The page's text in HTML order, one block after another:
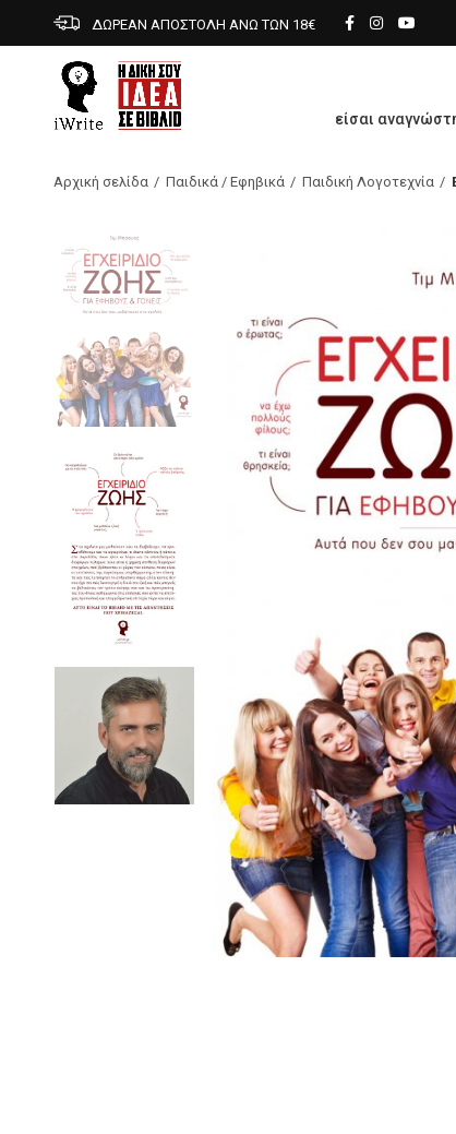
ΔΩΡΕΑΝ ΑΠΟΣΤΟΛΗ ΑΝΩ ΤΩΝ 18€
είσαι
Αρχική σελίδα Παιδικά / Εφηβικά Παιδική Λογοτεχνία